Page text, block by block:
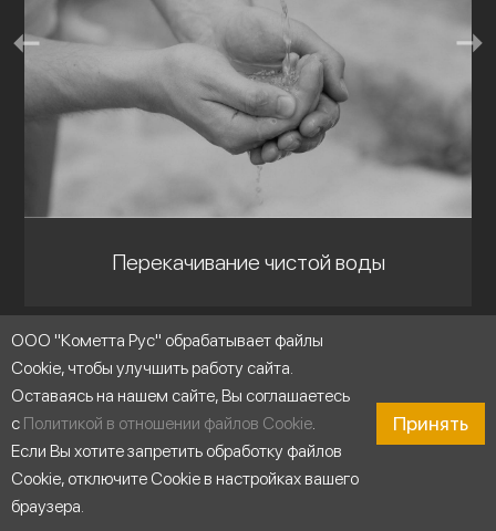
Перекачивание чистой воды
ООО "Кометта Рус" обрабатывает файлы
Cookie, чтобы улучшить работу сайта.
Оставаясь на нашем сайте, Вы соглашаетесь
с Политикой в отношении файлов Cookie.
Если Вы хотите запретить обработку файлов
Cookie, отключите Cookie в настройках вашего
браузера.
Принять